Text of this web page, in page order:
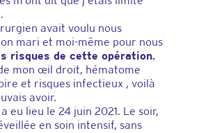
avait voulu nous
mari et moi-même pour nous
risques de cette opération.
mon œil droit, hématome
et risques infectieux , voilà
avoir.
a eu lieu le 24 juin 2021. Le soir,
en soin intensif, sans